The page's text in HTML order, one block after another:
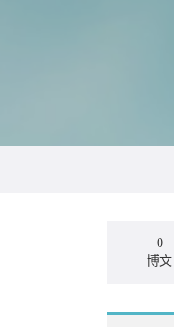
0
博文